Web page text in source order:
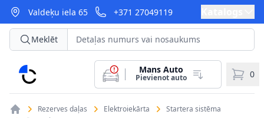
Valdeķu iela 65 +371 27049119
CarParts
Meklēt
Mans Auto
Pievienot auto 0
Rezerves daļas Elektroiekārta
Startera sistēma